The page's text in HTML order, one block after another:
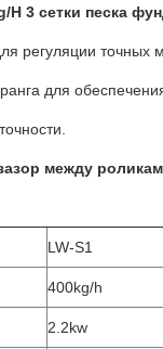
3 сетки песка
регуляции
для
между
LW-S1
400kg/h
2.2kw